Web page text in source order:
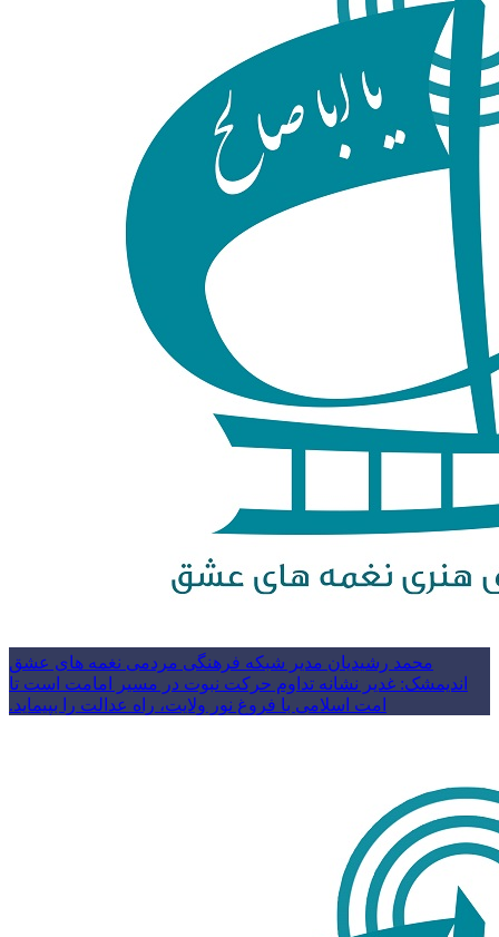
محمد رشیدیان مدیر شبکه فرهنگی مردمی نغمه های عشق
اندیمشک: غدیر نشانه تداوم حرکت نبوت در مسیر امامت است تا
امت اسلامی با فروغ نور ولایت، راه عدالت را بپیماید.